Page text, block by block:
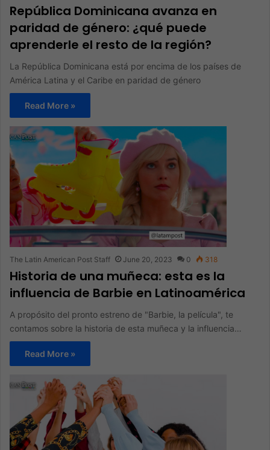
República Dominicana avanza en
paridad de género: ¿qué puede
aprenderle el resto de la región?
La República Dominicana está por encima de los países de
América Latina y el Caribe en paridad de género
Read More »
The Latin American Post Staff June 20, 2023 0 318
Historia de una muñeca: esta es la
influencia de Barbie en Latinoamérica
A propósito del pronto estreno de "Barbie, la película", te
contamos sobre la historia de esta muñeca y la influencia…
Read More »